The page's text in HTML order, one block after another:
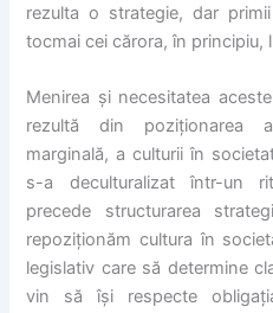
rezulta o strategie, dar
tocmai cei cărora, în principiu,
Menirea și necesitatea
rezultă din poziționarea
marginală, a culturii în
s-a deculturalizat într-un
precede structurarea
repoziționăm cultura în
legislativ care să determine
vin să își respecte